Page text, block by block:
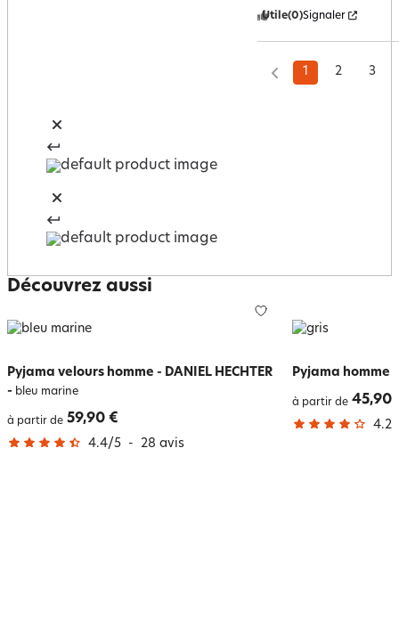
Utile(0)Signaler
1 2 3
Découvrez aussi
Pyjama velours homme - DANIEL HECHTER
- bleu marine
à partir de 59,90 €
4.4/5 - 28 avis
Pyjama homme
à partir de 45,90
4.2